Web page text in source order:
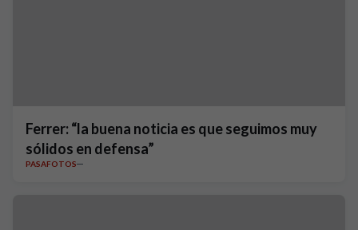
Ferrer: “la buena noticia es que seguimos muy
sólidos en defensa”
PASAFOTOS